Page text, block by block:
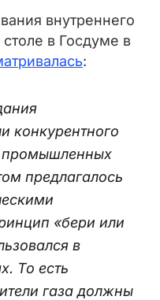
внутреннего
в Госдуме в
:
конкурентного
промышленных
предлагалось
«бери или
в
То есть
газа должны